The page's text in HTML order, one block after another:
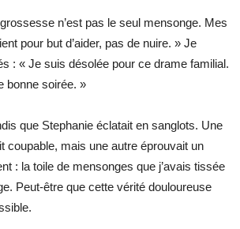
n’est pas le seul mensonge. Mes
pour but d’aider, pas de nuire. » Je
: « Je suis désolée pour ce drame familial.
bonne soirée. »
que Stephanie éclatait en sanglots. Une
coupable, mais une autre éprouvait un
: la toile de mensonges que j’avais tissée
Peut-être que cette vérité douloureuse